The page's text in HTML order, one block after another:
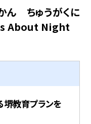
ん ちゅうがくに
About Night
教育プランを